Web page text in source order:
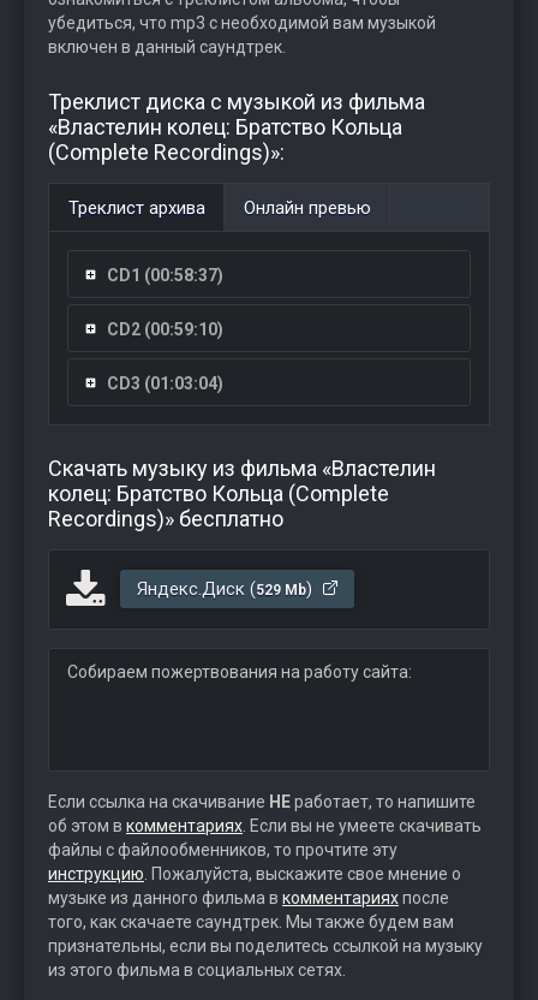
убедиться, что mp3 с необходимой вам музыкой
включен в данный саундтрек.
Треклист диска с музыкой из фильма
«Властелин колец: Братство Кольца
(Complete Recordings)»:
Треклист архива Онлайн превью
CD1 (00:58:37)
CD2 (00:59:10)
CD3 (01:03:04)
Скачать музыку из фильма «Властелин
колец: Братство Кольца (Complete
Recordings)» бесплатно
Яндекс.Диск (529 Mb)
Собираем пожертвования на работу сайта:
Если ссылка на скачивание НЕработает, то напишите
об этом в комментариях . Если вы не умеете скачивать
файлы с файлообменников, то прочтите эту
инструкцию . Пожалуйста, выскажите свое мнение о
музыке из данного фильма в комментарияхпосле
того, как скачаете саундтрек. Мы также будем вам
признательны, если вы поделитесь ссылкой на музыку
из этого фильма в социальных сетях.